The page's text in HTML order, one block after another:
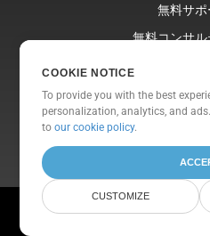
無料サポ
無料コンサ
ウェブサ
約
© Aspose Pty Ltd 2001-
COOKIE NOTICE
To provide you with the best
personalization, analytics, and
toour cookie policy.
CUSTOMIZE